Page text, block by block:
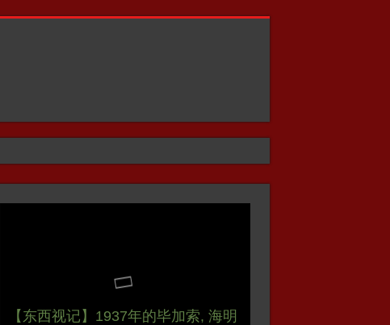
【东西视记】1937年的毕加索, 海明
【东西视记】1937年的毕加索, 海明
【东西视记】欧仁·德拉克鲁瓦
【东西视记】法国央视: 拉格斐 超级